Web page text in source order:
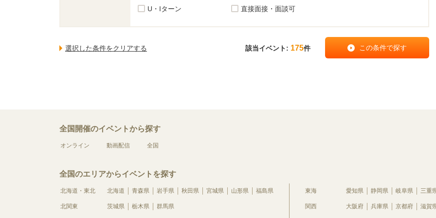
U・Iターン
直接面接・面談可
該当イベント: 175件
全国開催のイベントから探す
オンライン 動画配信 全国
全国のエリアからイベントを探す
北海道・東北 北海道 青森県 岩手県 秋田県 宮城県 山形県 福島県
北関東 茨城県 栃木県 群馬県
東海 愛知県 静岡県 岐阜県 三重
関西 大阪府 兵庫県 京都府 滋賀